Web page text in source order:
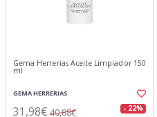
Gema Herrerias Aceite Limpiador 150
ml
GEMA HERRERIAS
31,98€ 40,88€ - 22%